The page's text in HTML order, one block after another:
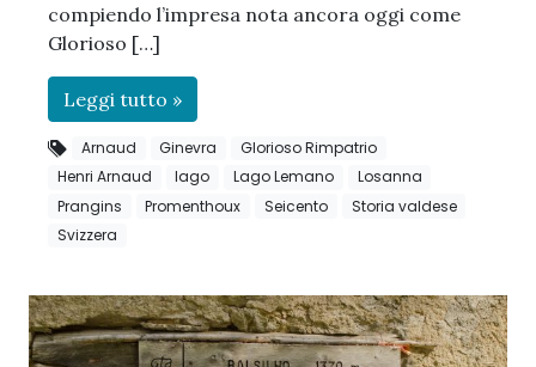
compiendo l’impresa nota ancora oggi come
Glorioso […]
Leggi tutto »
Arnaud Ginevra
Glorioso Rimpatrio
Henri Arnaud
lago Lago Lemano
Losanna
Prangins
Promenthoux Seicento
Storia valdese
Svizzera